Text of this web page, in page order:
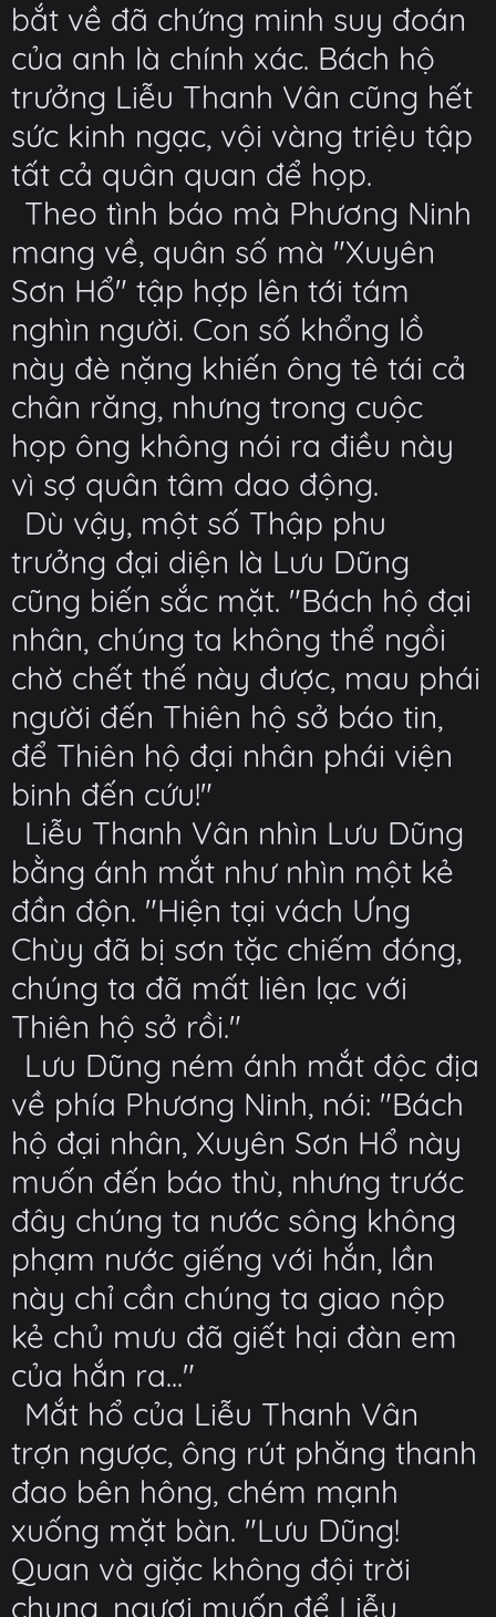
bắt về đã chứng minh suy đoán
của anh là chính xác. Bách hộ
trưởng Liễu Thanh Vân cũng hết
sức kinh ngạc, vội vàng triệu tập
tất cả quân quan để họp.
Theo tình báo mà Phương Ninh
mang về, quân số mà "Xuyên
Sơn Hổ" tập hợp lên tới tám
nghìn người. Con số khổng lồ
này đè nặng khiến ông tê tái cả
chân răng, nhưng trong cuộc
họp ông không nói ra điều này
vì sợ quân tâm dao động.
Dù vậy, một số Thập phu
trưởng đại diện là Lưu Dũng
cũng biến sắc mặt. "Bách hộ đại
nhân, chúng ta không thể ngồi
chờ chết thế này được, mau phái
người đến Thiên hộ sở báo tin,
để Thiên hộ đại nhân phái viện
binh đến cứu!"
Liễu Thanh Vân nhìn Lưu Dũng
bằng ánh mắt như nhìn một kẻ
đần độn. "Hiện tại vách Ưng
Chùy đã bị sơn tặc chiếm đóng,
chúng ta đã mất liên lạc với
Thiên hộ sở rồi."
Lưu Dũng ném ánh mắt độc địa
về phía Phương Ninh, nói: "Bách
hộ đại nhân, Xuyên Sơn Hổ này
muốn đến báo thù, nhưng trước
đây chúng ta nước sông không
phạm nước giếng với hắn, lần
này chỉ cần chúng ta giao nộp
kẻ chủ mưu đã giết hại đàn em
của hắn ra..."
Mắt hổ của Liễu Thanh Vân
trợn ngược, ông rút phăng thanh
đao bên hông, chém mạnh
xuống mặt bàn. "Lưu Dũng!
Quan và giặc không đội trời
chung, ngươi muốn để Liễu